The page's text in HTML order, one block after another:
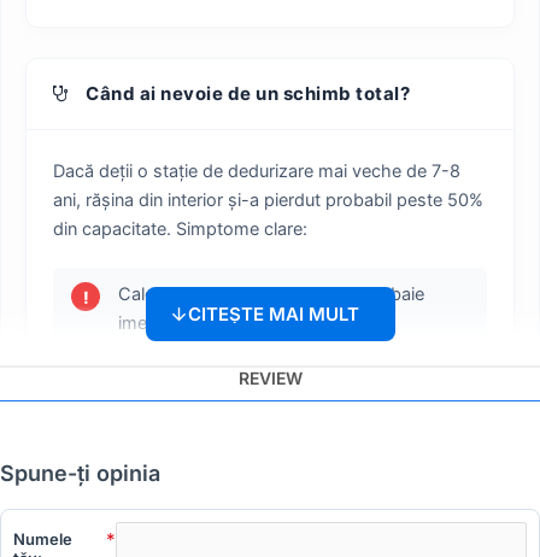
Când ai nevoie de un schimb total?
Dacă deții o stație de dedurizare mai veche de 7-8
ani, rășina din interior și-a pierdut probabil peste 50%
din capacitate. Simptome clare:
!
Calcarul reapare pe bateriile de la baie
imediat după regenerare.
Stația face spălări cu sare mult mai des
!
Apa are o tentă gălbuie sau debitul a
scăzut din cauza colmatării rășinii vechi.
REVIEW
Spune-ţi opinia
Numele